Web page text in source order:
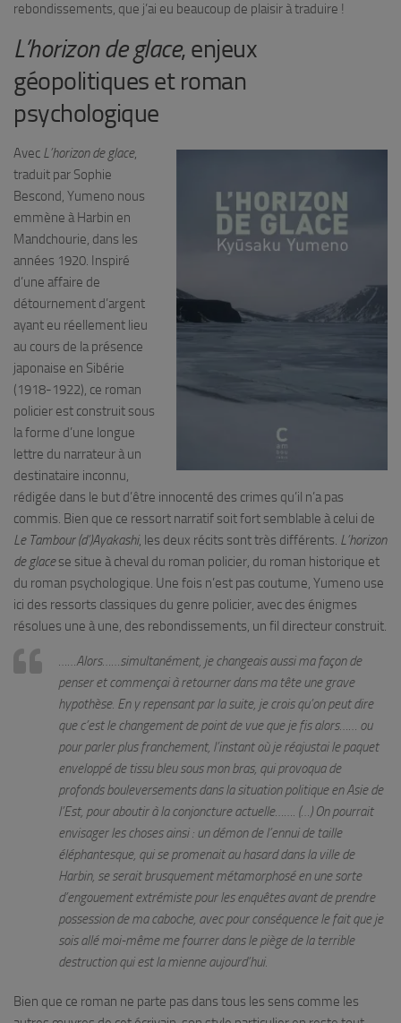
rebondissements, que j’ai eu beaucoup de plaisir à traduire !
L’horizon de glace, enjeux
géopolitiques et roman
psychologique
Avec L’horizon de glace,
traduit par Sophie
Bescond, Yumeno nous
emmène à Harbin en
Mandchourie, dans les
années 1920. Inspiré
d’une affaire de
détournement d’argent
ayant eu réellement lieu
au cours de la présence
japonaise en Sibérie
(1918-1922), ce roman
policier est construit sous
la forme d’une longue
lettre du narrateur à un
destinataire inconnu,
rédigée dans le but d’être innocenté des crimes qu’il n’a pas
commis. Bien que ce ressort narratif soit fort semblable à celui de
Le Tambour (d’)Ayakashi, les deux récits sont très différents. L’horizon
de glacese situe à cheval du roman policier, du roman historique et
du roman psychologique. Une fois n’est pas coutume, Yumeno use
ici des ressorts classiques du genre policier, avec des énigmes
résolues une à une, des rebondissements, un fil directeur construit.
……Alors……simultanément, je changeais aussi ma façon de
penser et commençai à retourner dans ma tête une grave
hypothèse. En y repensant par la suite, je crois qu’on peut dire
que c’est le changement de point de vue que je fis alors…… ou
pour parler plus franchement, l’instant où je réajustai le paquet
enveloppé de tissu bleu sous mon bras, qui provoqua de
profonds bouleversements dans la situation politique en Asie de
l’Est, pour aboutir à la conjoncture actuelle……. (…) On pourrait
envisager les choses ainsi : un démon de l’ennui de taille
éléphantesque, qui se promenait au hasard dans la ville de
Harbin, se serait brusquement métamorphosé en une sorte
d’engouement extrémiste pour les enquêtes avant de prendre
possession de ma caboche, avec pour conséquence le fait que je
sois allé moi-même me fourrer dans le piège de la terrible
destruction qui est la mienne aujourd’hui.
Bien que ce roman ne parte pas dans tous les sens comme les